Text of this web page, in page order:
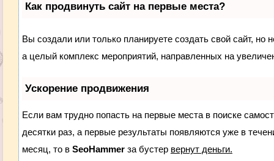
Как продвинуть сайт на первые места?
Вы создали или только планируете создать свой сайт, но
а целый комплекс мероприятий, направленных на
Ускорение продвижения
Если вам трудно попасть на первые места в поиске
десятки раз, а первые результаты появляются уже в
месяц, то в SeoHammerза бустер вернут деньги.